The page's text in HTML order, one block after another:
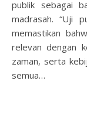
publik sebagai
madrasah. “Uji
memastikan
relevan dengan
zaman, serta
semua…